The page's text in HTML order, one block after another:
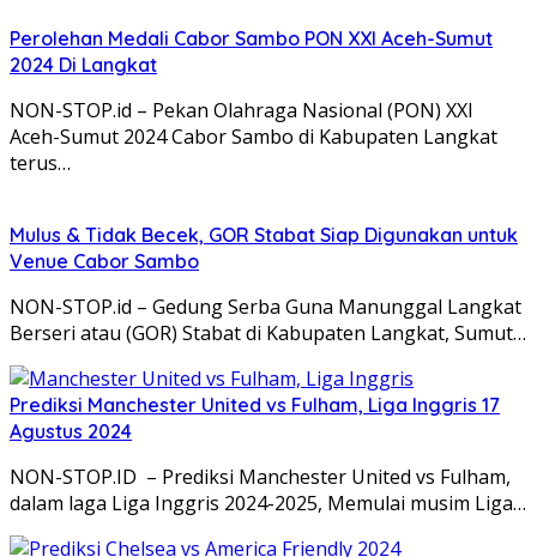
Perolehan Medali Cabor Sambo PON XXI Aceh-Sumut
2024 Di Langkat
NON-STOP.id – Pekan Olahraga Nasional (PON) XXI
Aceh-Sumut 2024 Cabor Sambo di Kabupaten Langkat
terus…
Mulus & Tidak Becek, GOR Stabat Siap Digunakan untuk
Venue Cabor Sambo
NON-STOP.id – Gedung Serba Guna Manunggal Langkat
Berseri atau (GOR) Stabat di Kabupaten Langkat, Sumut…
Prediksi Manchester United vs Fulham, Liga Inggris 17
Agustus 2024
NON-STOP.ID – Prediksi Manchester United vs Fulham,
dalam laga Liga Inggris 2024-2025, Memulai musim Liga…